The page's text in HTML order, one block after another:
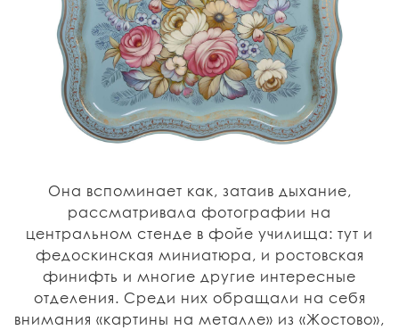
Она вспоминает как, затаив дыхание,
рассматривала фотографии на
центральном стенде в фойе училища: тут и
федоскинская миниатюра, и ростовская
финифть и многие другие интересные
отделения. Среди них обращали на себя
внимания «картины на металле» из «Жостово»,